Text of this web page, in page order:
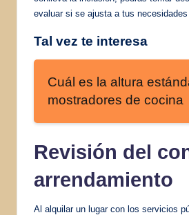
evaluar si se ajusta a tus necesidades
Tal vez te interesa
Cuál es la altura
mostradores de cocina
Revisión del
arrendamiento
Al alquilar un lugar con los servicios